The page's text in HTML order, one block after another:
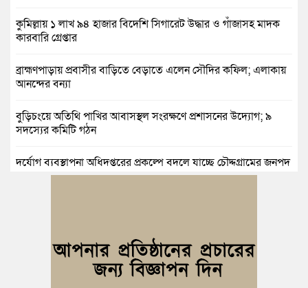
কুমিল্লায় ১ লাখ ৯৪ হাজার বিদেশি সিগারেট উদ্ধার ও গাঁজাসহ মাদক
কারবারি গ্রেপ্তার
ব্রাহ্মণপাড়ায় প্রবাসীর বাড়িতে বেড়াতে এলেন সৌদির কফিল; এলাকায়
আনন্দের বন্যা
বুড়িচংয়ে অতিথি পাখির আবাসস্থল সংরক্ষণে প্রশাসনের উদ্যোগ; ৯
সদস্যের কমিটি গঠন
দুর্যোগ ব্যবস্থাপনা অধিদপ্তরের প্রকল্পে বদলে যাচ্ছে চৌদ্দগ্রামের জনপদ
জুলাই অভ্যুত্থানের দ্বিতীয় বর্ষপূর্তি উপলক্ষে কুমিল্লায় বর্ণাঢ্য র‍্যালি
আবারও নারী ইউএনও পেল ব্রাহ্মণপাড়াবাসী